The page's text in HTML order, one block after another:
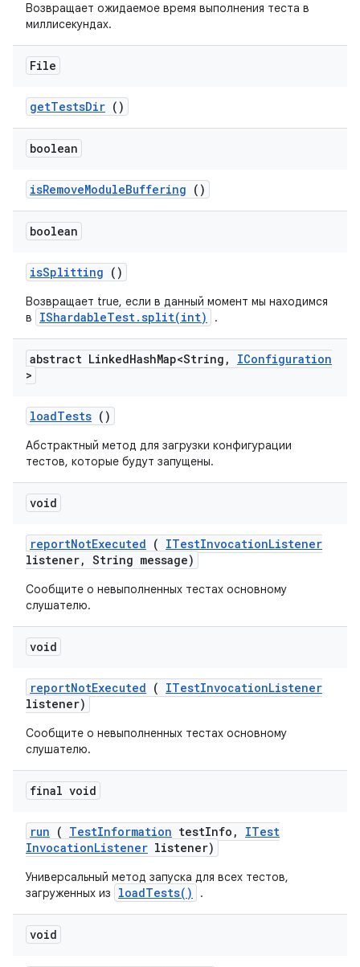
Возвращает ожидаемое время выполнения теста в
миллисекундах.
File
getTestsDir ()
boolean
isRemoveModuleBuffering ()
boolean
isSplitting ()
Возвращает true, если в данный момент мы находимся
в
IShardableTest.split(int) .
abstract LinkedHashMap<String ,
IConfiguration
>
loadTests ()
Абстрактный метод для загрузки конфигурации
тестов, которые будут запущены.
void
reportNotExecuted ( ITestInvocationListener
listener, String message)
Сообщите о невыполненных тестах основному
слушателю.
void
reportNotExecuted ( ITestInvocationListener
listener)
Сообщите о невыполненных тестах основному
слушателю.
final void
run ( TestInformation testInfo ,
ITest
InvocationListener listener)
Универсальный метод запуска для всех тестов,
загруженных из
loadTests() .
void